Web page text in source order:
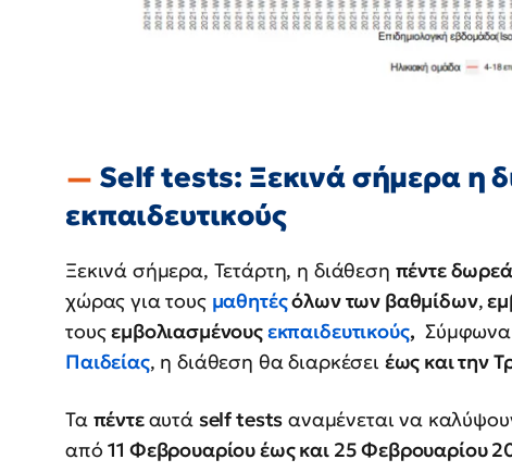
Self tests: Ξεκινά σήμερα η
εκπαιδευτικούς
Ξεκινά σήμερα, Τετάρτη, η διάθεση πέντε
χώρας για τους μαθητέςόλων των βαθμίδων,
τουςεμβολιασμένουςεκπαιδευτικούς, Σύμφωνα
Παιδείας, η διάθεση θα διαρκέσει έως και την
Τα πέντεαυτά self tests αναμένεται να
από11 Φεβρουαρίου έως και 25 Φεβρουαρίου